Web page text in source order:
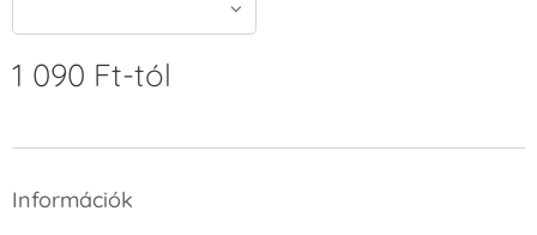
1 090 Ft-tól
Információk